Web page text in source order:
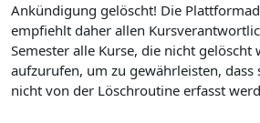
Ankündigung gelöscht! Die
empfiehlt daher allen
Semester alle Kurse, die nicht gelöscht
aufzurufen, um zu gewährleisten, dass
nicht von der Löschroutine erfasst